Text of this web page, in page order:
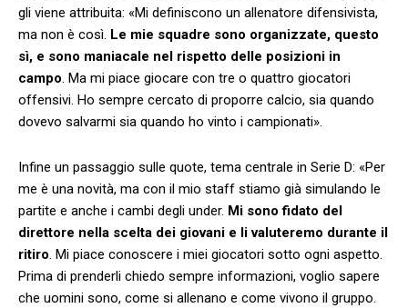
gli viene attribuita: «Mi definiscono un allenatore difensivista,
ma non è così. Le mie squadre sono organizzate, questo
sì, e sono maniacale nel rispetto delle posizioni in
campo. Ma mi piace giocare con tre o quattro giocatori
offensivi. Ho sempre cercato di proporre calcio, sia quando
dovevo salvarmi sia quando ho vinto i campionati».
Infine un passaggio sulle quote, tema centrale in Serie D: «Per
me è una novità, ma con il mio staff stiamo già simulando le
partite e anche i cambi degli under. Mi sono fidato del
direttore nella scelta dei giovani e li valuteremo durante il
ritiro. Mi piace conoscere i miei giocatori sotto ogni aspetto.
Prima di prenderli chiedo sempre informazioni, voglio sapere
che uomini sono, come si allenano e come vivono il gruppo.